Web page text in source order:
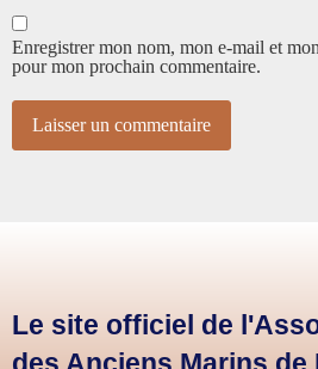
Enregistrer mon nom, mon e-mail et
pour mon prochain commentaire.
Le site officiel de